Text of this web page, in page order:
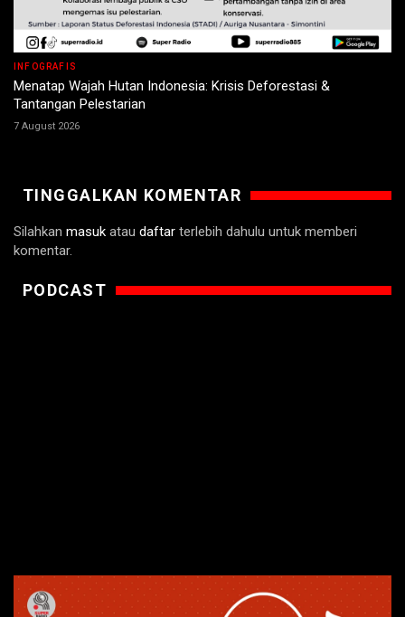
INFOGRAFIS
Menatap Wajah Hutan Indonesia: Krisis Deforestasi &
Tantangan Pelestarian
7 August 2026
TINGGALKAN KOMENTAR
Silahkan masuk atau daftar terlebih dahulu untuk memberi
komentar.
PODCAST